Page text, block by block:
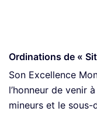
Ordinations de «
Son Excellence
l’honneur de venir
mineurs et le